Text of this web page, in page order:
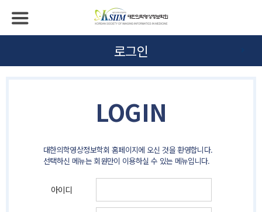
로그인
LOGIN
대한의학영상정보학회 홈페이지에 오신 것을 환영합니다.
선택하신 메뉴는 회원만이 이용하실 수 있는 메뉴입니다.
아이디